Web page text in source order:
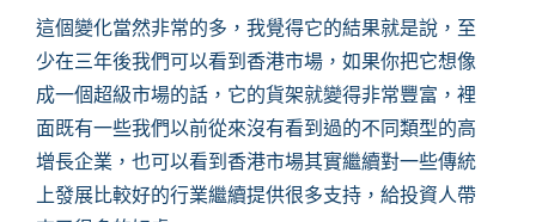
這個變化當然非常的多，我覺得它的結果就是說，至
少在三年後我們可以看到香港市場，如果你把它想像
成一個超級市場的話，它的貨架就變得非常豐富，裡
面既有一些我們以前從來沒有看到過的不同類型的高
增長企業，也可以看到香港市場其實繼續對一些傳統
上發展比較好的行業繼續提供很多支持，給投資人帶